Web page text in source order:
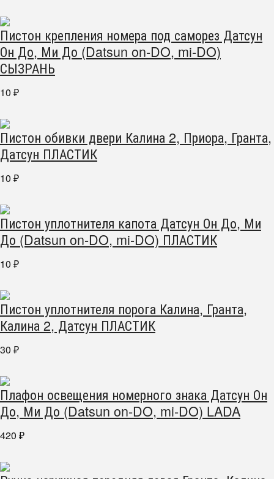
Пистон крепления номера под саморез Датсун
Он До, Ми До (Datsun on-DO, mi-DO)
СЫЗРАНЬ
10 ₽
Пистон обивки двери Калина 2, Приора, Гранта,
Датсун ПЛАСТИК
10 ₽
Пистон уплотнителя капота Датсун Он До, Ми
До (Datsun on-DO, mi-DO) ПЛАСТИК
10 ₽
Пистон уплотнителя порога Калина, Гранта,
Калина 2, Датсун ПЛАСТИК
30 ₽
Плафон освещения номерного знака Датсун Он
До, Ми До (Datsun on-DO, mi-DO) LADA
420 ₽